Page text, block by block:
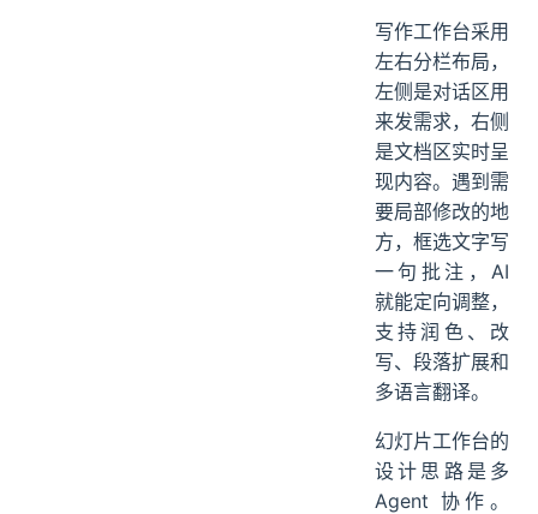
写作工作台采用
左右分栏布局，
左侧是对话区用
来发需求，右侧
是文档区实时呈
现内容。遇到需
要局部修改的地
方，框选文字写
一句批注，AI
就能定向调整，
支持润色、改
写、段落扩展和
多语言翻译。
幻灯片工作台的
设计思路是多
Agent 协作。